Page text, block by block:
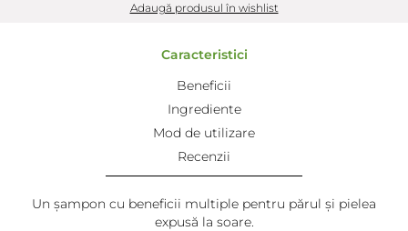
Adaugă produsul în wishlist
Caracteristici
Beneficii
Ingrediente
Mod de utilizare
Recenzii
Un șampon cu beneficii multiple pentru părul și pielea
expusă la soare.